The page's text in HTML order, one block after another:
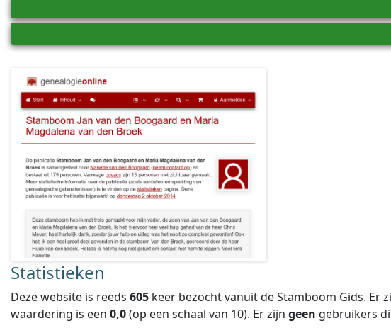
Statistieken
Deze website is reeds 605 keer bezocht vanuit de Stamboom Gids. Er
waardering is een 0,0(op een schaal van 10). Er zijn geen gebruikers